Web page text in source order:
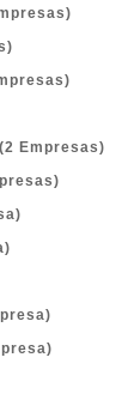
(2 Empresas)